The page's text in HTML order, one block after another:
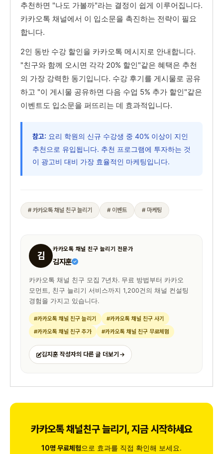
추천하면 "나도 가볼까"라는 결정이 쉽게 이루어집니다.
카카오톡 채널에서 이 입소문을 촉진하는 전략이 필요
합니다.
2인 동반 수강 할인을 카카오톡 메시지로 안내합니다.
"친구와 함께 오시면 각각 20% 할인"같은 혜택은 추천
의 가장 강력한 동기입니다. 수강 후기를 게시물로 공유
하고 "이 게시물 공유하면 다음 수업 5% 추가 할인"같은
이벤트도 입소문을 퍼뜨리는 데 효과적입니다.
참고: 요리 학원의 신규 수강생 중 40% 이상이 지인
추천으로 유입됩니다. 추천 프로그램에 투자하는 것
이 광고비 대비 가장 효율적인 마케팅입니다.
# 카카오톡 채널 친구 늘리기 # 이벤트 # 마케팅
김
카카오톡 채널 친구 늘리기 전문가
김지훈
카카오톡 채널 친구 모집 7년차. 무료 방법부터 카카오
모먼트, 친구 늘리기 서비스까지 1,200건의 채널 컨설팅
경험을 가지고 있습니다.
#카카오톡 채널 친구 늘리기
#카카오톡 채널 친구 사기
#카카오톡 채널 친구 추가
#카카오톡 채널 친구 무료체험
김지훈 작성자의 다른 글 더보기
카카오톡 채널친구 늘리기, 지금 시작하세요
10명 무료체험으로 효과를 직접 확인해 보세요.